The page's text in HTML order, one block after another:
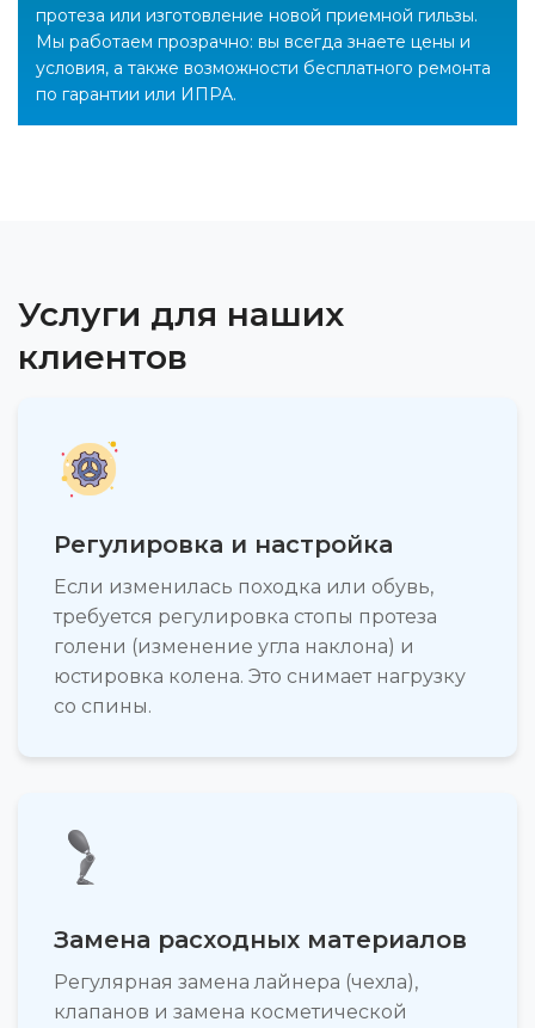
протеза или изготовление новой приемной гильзы.
Мы работаем прозрачно: вы всегда знаете цены и
условия, а также возможности бесплатного ремонта
по гарантии или ИПРА.
Услуги для наших
клиентов
Регулировка и настройка
Если изменилась походка или обувь,
требуется регулировка стопы протеза
голени (изменение угла наклона) и
юстировка колена. Это снимает нагрузку
со спины.
Замена расходных материалов
Регулярная замена лайнера (чехла),
клапанов и замена косметической